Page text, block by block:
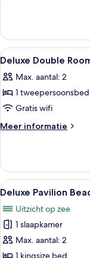
Twin
Room
Alle
foto's
voor
Deluxe
Double
Room
9
Deluxe Double
Max. aantal: 2
1 tweepersoonsbed
Gratis wifi
Meer informatie
Meer
Double
Room
Alle
foto's
voor
Deluxe
Pavilion
Beachfront
13
Deluxe Pavilion
Uitzicht op zee
1 slaapkamer
Max. aantal: 2
1 kingsize bed